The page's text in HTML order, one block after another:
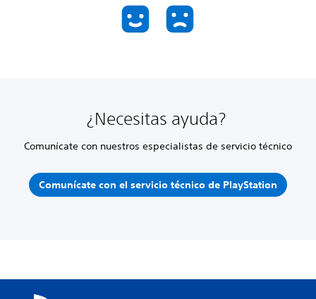
¿Necesitas ayuda?
Comunícate con nuestros especialistas de servicio técnico
Comunícate con el servicio técnico de PlayStation